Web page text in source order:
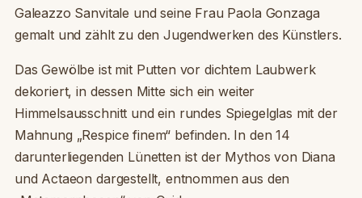
Galeazzo Sanvitale und seine Frau Paola Gonzaga
gemalt und zählt zu den Jugendwerken des Künstlers.
Das Gewölbe ist mit Putten vor dichtem Laubwerk
dekoriert, in dessen Mitte sich ein weiter
Himmelsausschnitt und ein rundes Spiegelglas mit der
Mahnung „Respice finem“ befinden. In den 14
darunterliegenden Lünetten ist der Mythos von Diana
und Actaeon dargestellt, entnommen aus den